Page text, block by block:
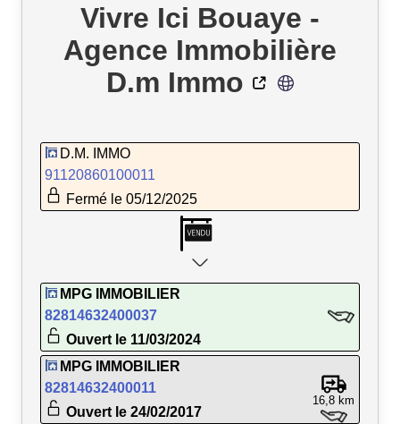
Vivre Ici Bouaye -
Agence Immobilière
D.m Immo
D.M. IMMO
91120860100011
Fermé le 05/12/2025
MPG IMMOBILIER
82814632400037
Ouvert le 11/03/2024
MPG IMMOBILIER
82814632400011
Ouvert le 24/02/2017
16,8 km